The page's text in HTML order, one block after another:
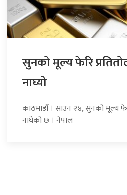
सुनको मूल्य फेरि
नाघ्यो
काठमाडौँ । साउन २४, सुनको मूल्य
नाघेको छ । नेपाल